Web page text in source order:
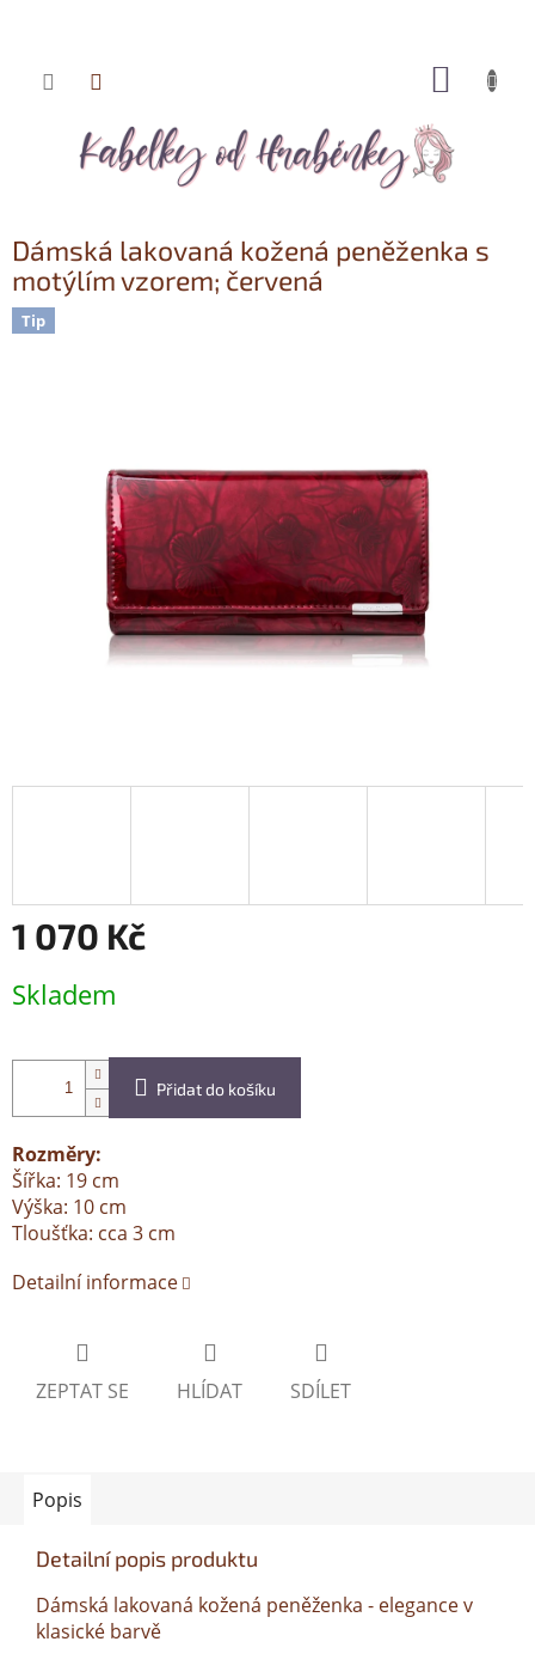
Přejít
Dámská lakovaná kožená peněženka s
motýlím vzorem; červená
Tip
1 070 Kč
cena:
Skladem
Přidat do košíku
Rozměry:
Šířka: 19 cm
Výška: 10 cm
Tloušťka: cca 3 cm
Detailní informace
ZEPTAT SE HLÍDAT SDÍLET
Popis
Detailní popis produktu
Dámská lakovaná kožená peněženka - elegance v
klasické barvě